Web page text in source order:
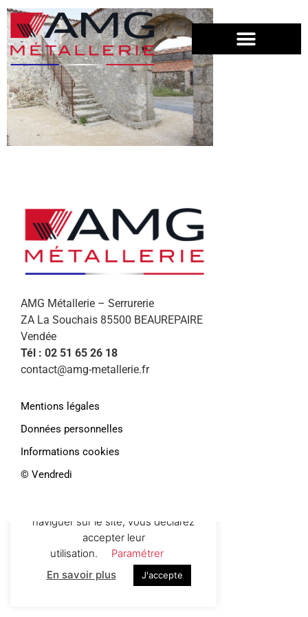
AMG Métallerie – Serrurerie
ZA La Souchais 85500 BEAUREPAIRE
Vendée
Tél : 02 51 65 26 18
contact@amg-metallerie.fr
Mentions légales
Données personnelles
Informations cookies
©️ Vendredi
Afin de vous proposer des services et
naviguer sur le site, vous déclarez
accepter leur
utilisation.
Paramétrer
En savoir plus
J'accepte